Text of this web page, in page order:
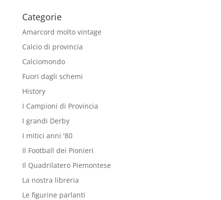
Categorie
Amarcord molto vintage
Calcio di provincia
Calciomondo
Fuori dagli schemi
History
I Campioni di Provincia
I grandi Derby
I mitici anni '80
Il Football dei Pionieri
Il Quadrilatero Piemontese
La nostra libreria
Le figurine parlanti